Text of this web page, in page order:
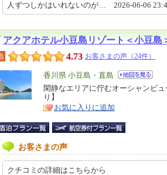
人ずつしかはいれないのが… 2026-06-06
アクアホテル小豆島リゾート＜小豆島
4.73 お客さまの声（24件）
エ
リ
ア
香川県 小豆島・直島
特
徴
閑静なエリアに佇むオーシャンビ
り】
お気に入りに追加
お客さまの声
クチコミの詳細はこちらから